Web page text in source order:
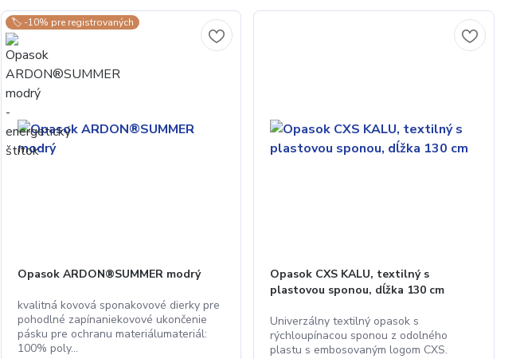
🏷️ -10% pre registrovaných
Opasok ARDON®SUMMER modrý
kvalitná kovová sponakovové dierky pre
pohodlné zapínaniekovové ukončenie
pásku pre ochranu materiálumateriál:
100% poly...
Opasok CXS KALU, textilný s
plastovou sponou, dĺžka 130 cm
Univerzálny textilný opasok s
rýchloupínacou sponou z odolného
plastu s embosovaným logom CXS.